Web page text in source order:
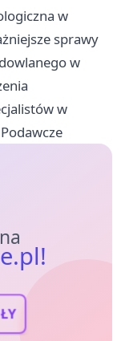
w
sprawy
w
w